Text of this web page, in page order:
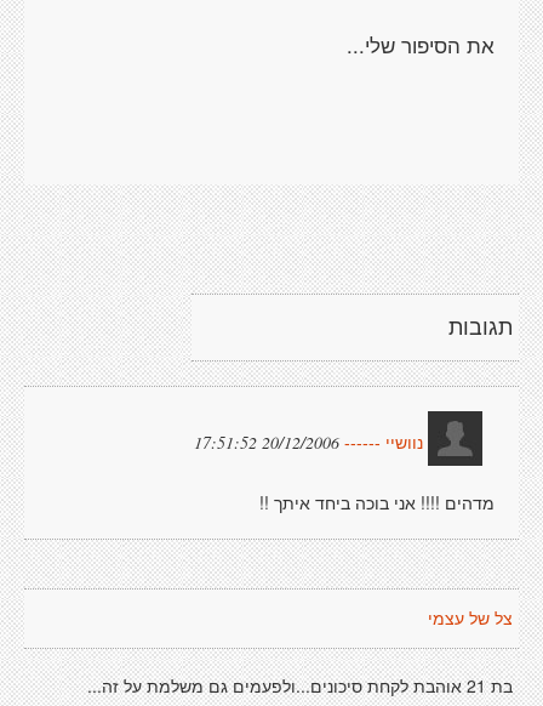
את הסיפור שלי...
תגובות
נוושיי ------ 20/12/2006 17:51:52
מדהים !!!! אני בוכה ביחד איתך !!
צל של עצמי
בת 21 אוהבת לקחת סיכונים...ולפעמים גם משלמת על זה...